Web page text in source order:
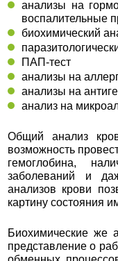
анализы на
воспалительные
биохимический
ПАП-тест
анализы на
анализы на
анализ на
Общий анализ
возможность
гемоглобина,
заболеваний и
анализов крови
картину состояния
Биохимические же
представление о